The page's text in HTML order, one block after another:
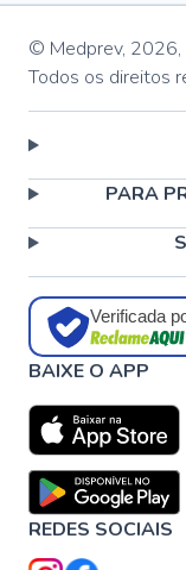
© Medprev, 2026,
Todos os direitos
PARA
Verificada
BAIXE O APP
REDES SOCIAIS